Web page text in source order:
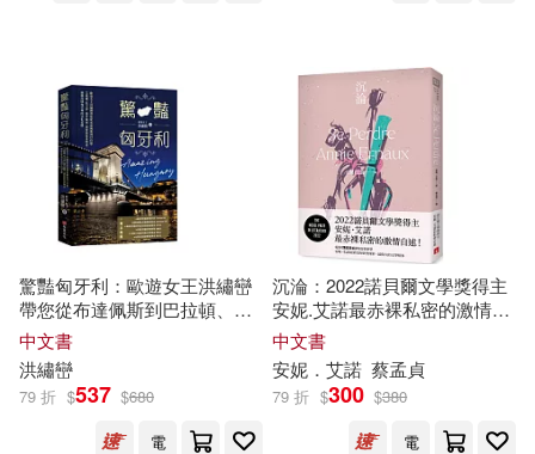
驚豔匈牙利：歐遊女王洪繡巒
帶您從布達佩斯到巴拉頓、艾
格爾、托卡伊，漫步城堡、酒
窖與溫泉物語，細細品味匈牙
利的文化美饌
中文書
洪繡巒
79 折 $537 $680
電
沉淪：2022諾貝爾文學獎得主
安妮.艾諾最赤裸私密的激情自
述!
中文書
安妮．艾諾 蔡孟貞
79 折 $300 $380
電